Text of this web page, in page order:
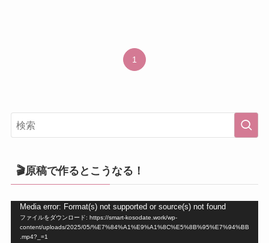
1
🎬原稿で作るとこうなる！
Media error: Format(s) not supported or source(s) not found
ファイルをダウンロード: https://smart-kosodate.work/wp-
content/uploads/2025/05/%E7%84%A1%E9%A1%8C%E5%8B%95%E7%94%BB
.mp4?_=1